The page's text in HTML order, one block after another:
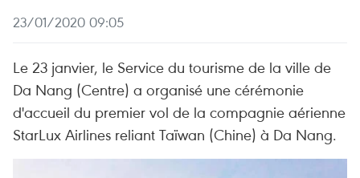
23/01/2020 09:05
Le 23 janvier, le Service du tourisme de la ville de
Da Nang (Centre) a organisé une cérémonie
d'accueil du premier vol de la compagnie aérienne
StarLux Airlines reliant Taïwan (Chine) à Da Nang.